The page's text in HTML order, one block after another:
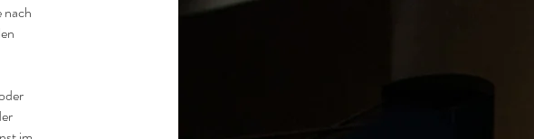
nach